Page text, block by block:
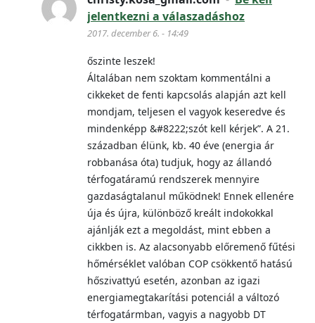
jelentkezni a válaszadáshoz
2017. december 6. - 14:49
őszinte leszek!
Általában nem szoktam kommentálni a
cikkeket de fenti kapcsolás alapján azt kell
mondjam, teljesen el vagyok keseredve és
mindenképp &#8222;szót kell kérjek”. A 21.
században élünk, kb. 40 éve (energia ár
robbanása óta) tudjuk, hogy az állandó
térfogatáramú rendszerek mennyire
gazdaságtalanul működnek! Ennek ellenére
úja és újra, különböző kreált indokokkal
ajánlják ezt a megoldást, mint ebben a
cikkben is. Az alacsonyabb előremenő fűtési
hőmérséklet valóban COP csökkentő hatású
hőszivattyú esetén, azonban az igazi
energiamegtakarítási potenciál a változó
térfogatármban, vagyis a nagyobb DT